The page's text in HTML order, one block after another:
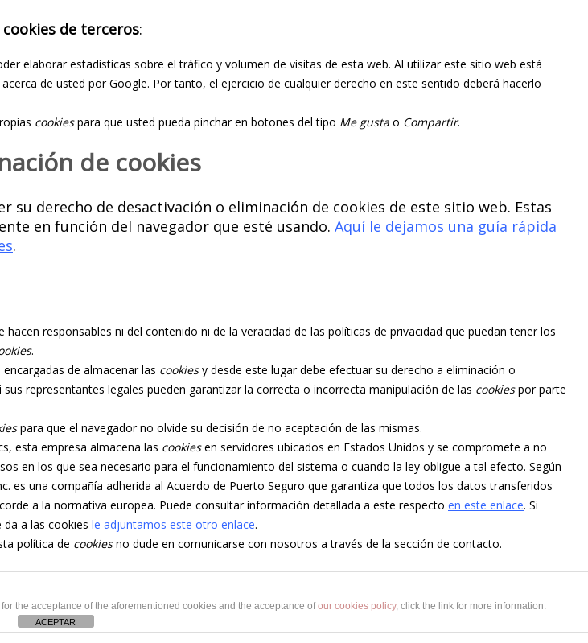
cookies de terceros:
elaborar estadísticas sobre el tráfico y volumen de visitas de esta web. Al utilizar este sitio web está
de usted por Google. Por tanto, el ejercicio de cualquier derecho en este sentido deberá hacerlo
cookiespara que usted pueda pinchar en botones del tipo Me gusta o Compartir.
de cookies
su derecho de desactivación o eliminación de cookies de este sitio web. Estas
en función del navegador que esté usando. Aquí le dejamos una guía rápida
.
responsables ni del contenido ni de la veracidad de las políticas de privacidad que puedan tener los
.
de almacenar las cookiesy desde este lugar debe efectuar su derecho a eliminación o
representantes legales pueden garantizar la correcta o incorrecta manipulación de las cookiespor parte
para que el navegador no olvide su decisión de no aceptación de las mismas.
esta empresa almacena las cookiesen servidores ubicados en Estados Unidos y se compromete a no
en los que sea necesario para el funcionamiento del sistema o cuando la ley obligue a tal efecto. Según
es una compañía adherida al Acuerdo de Puerto Seguro que garantiza que todos los datos transferidos
a la normativa europea. Puede consultar información detallada a este respecto en este enlace. Si
a las cookies le adjuntamos este otro enlace.
política de cookiesno dude en comunicarse con nosotros a través de la sección de contacto.
Copyright © 2017
the acceptance of the aforementioned cookies and the acceptance ofour cookies policy, click the link for more information.
ACEPTAR